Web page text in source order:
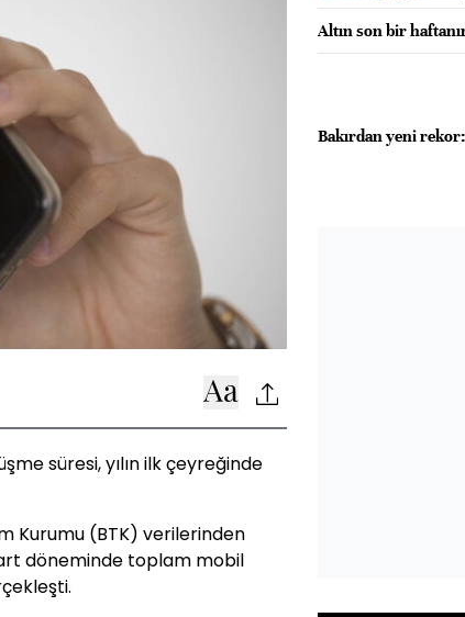
süresi, yılın ilk çeyreğinde
Kurumu (BTK) verilerinden
döneminde toplam mobil
Altın son bir
Bakırdan yeni rekor: